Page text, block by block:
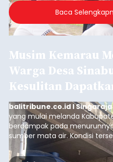
Baca
Musim Kemarau
Warga Desa
Kesulitan
balitribune.co.id I
yang mulai melanda
berdampak pada
sumber mata air. Kondisi
warga di beberapa desa
kesulitan mendapatkan air